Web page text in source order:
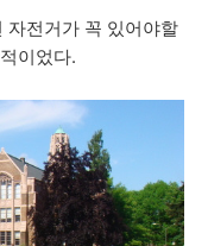
자전거가 꼭 있어야할
이었다.